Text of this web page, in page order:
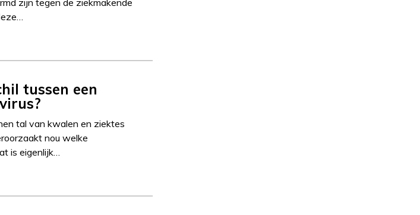
zijn tegen de ziekmakende
tussen een
tal van kwalen en ziektes
nou welke
is eigenlijk…